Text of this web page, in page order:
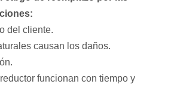
del cliente.
causan los daños.
funcionan con tiempo y